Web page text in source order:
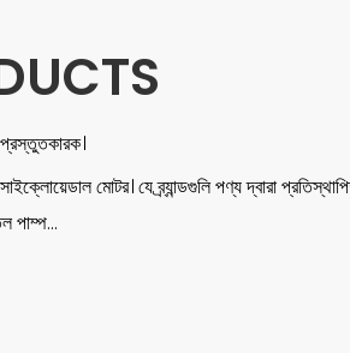
মোটর। যে ব্র্যান্ডগুলি পণ্য দ্বারা
পাম্প...